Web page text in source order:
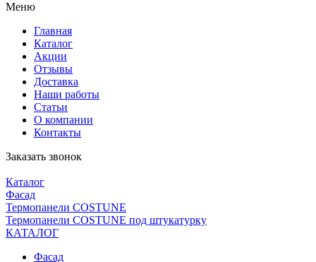
Меню
Главная
Каталог
Акции
Отзывы
Доставка
Наши работы
Статьи
О компании
Контакты
Заказать звонок
Каталог
Фасад
Термопанели COSTUNE
Термопанели COSTUNE под штукатурку
КАТАЛОГ
Фасад